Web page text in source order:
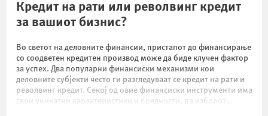
Кредит на рати или револвинг кредит
за вашиот бизнис?
Во светот на деловните финансии, пристапот до финансирање
со соодветен кредитен производ може да биде клучен фактор
за успех. Два популарни финансиски механизми кои
деловните субјекти често ги разгледуваат се кредит на рати и
револвинг кредит. Секој од овие финансиски инструменти има
свои уникатни карактеристики и предности, па изборот